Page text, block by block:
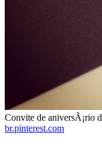
Convite de aniversÃ¡rio
br.pinterest.com